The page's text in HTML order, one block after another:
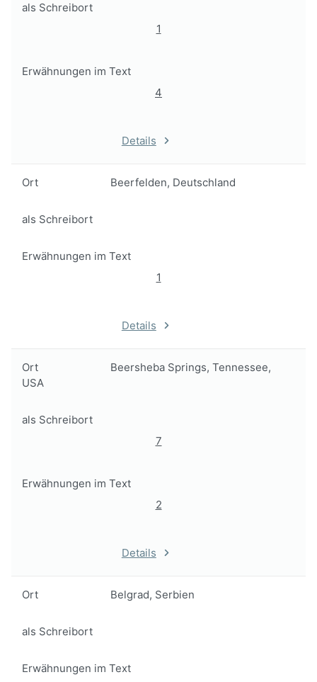
als Schreibort
1
Erwähnungen im Text
4
Details
Ort Beerfelden, Deutschland
als Schreibort
Erwähnungen im Text
1
Details
Ort
Beersheba Springs, Tennessee,
USA
als Schreibort
7
Erwähnungen im Text
2
Details
Ort Belgrad, Serbien
als Schreibort
Erwähnungen im Text